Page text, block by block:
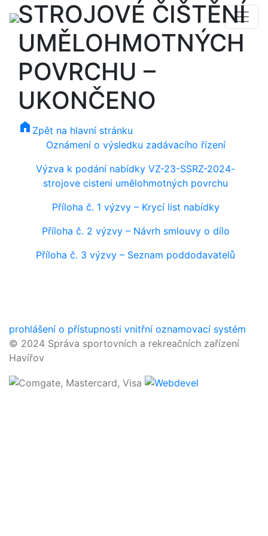
STROJOVÉ ČIŠTĚNÍ
UMĚLOHMOTNÝCH
POVRCHU –
UKONČENO
home Zpět na hlavní stránku
Oznámení o výsledku zadávacího řízení
Výzva k podání nabídky VZ-23-SSRZ-2024-
strojove cisteni umělohmotných povrchu
Příloha č. 1 výzvy – Krycí list nabídky
Příloha č. 2 výzvy – Návrh smlouvy o dílo
Příloha č. 3 výzvy – Seznam poddodavatelů
prohlášení o přístupnosti vnitřní oznamovací systém
© 2024 Správa sportovních a rekreačních zařízení
Havířov